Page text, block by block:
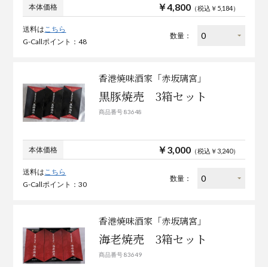
本体価格 ￥4,800（税込￥5,184）
送料はこちら
G-Callポイント：48
数量：
香港焼味酒家「赤坂璃宮」
黒豚焼売 3箱セット
商品番号 83648
本体価格 ￥3,000（税込￥3,240）
送料はこちら
G-Callポイント：30
数量：
香港焼味酒家「赤坂璃宮」
海老焼売 3箱セット
商品番号 83649